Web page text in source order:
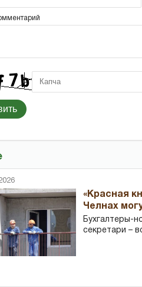
«Красная
Челнах
Бухгалтеры-
секретари –